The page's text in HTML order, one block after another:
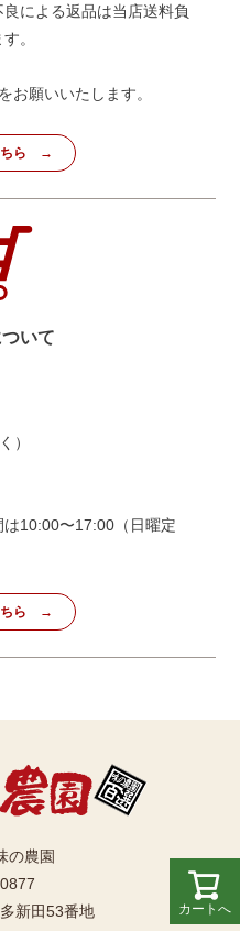
カートへ
による返品は当店送料負
。
お願いいたします。
ら
いて
）
10:00〜17:00（日曜定
ら
の農園
新田53番地